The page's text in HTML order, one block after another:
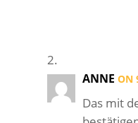
ANNE ON
Das mit